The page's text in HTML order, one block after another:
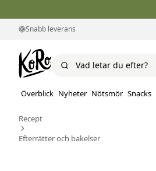
Snabb leverans
Överblick Nyheter Nötsmör Snacks
Recept
Efterrätter och bakelser